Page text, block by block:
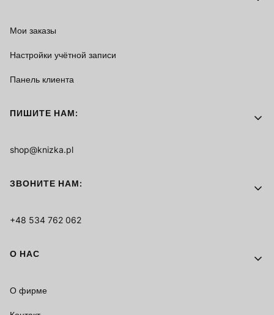
Мои заказы
Настройки учётной записи
Панель клиента
ПИШИТЕ НАМ:
shop@knizka.pl
ЗВОНИТЕ НАМ:
+48 534 762 062
О НАС
О фирме